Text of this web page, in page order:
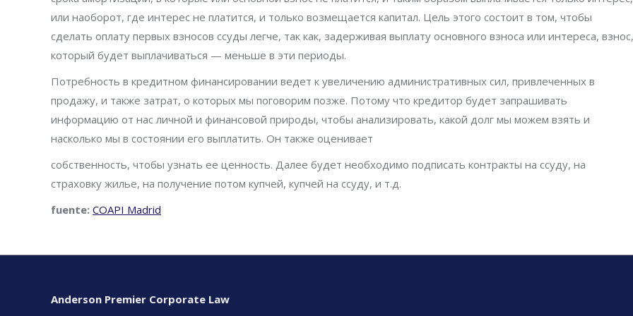
или наоборот, где интерес не платится, и только возмещается капитал. Цель этого состоит в том, чтобы
сделать оплату первых взносов ссуды легче, так как, задерживая выплату основного взноса или интереса, взнос,
который будет выплачиваться — меньше в эти периоды.
Потребность в кредитном финансировании ведет к увеличению административных сил, привлеченных в
продажу, и также затрат, о которых мы поговорим позже. Потому что кредитор будет запрашивать
информацию от нас личной и финансовой природы, чтобы анализировать, какой долг мы можем взять и
насколько мы в состоянии его выплатить. Он также оценивает
собственность, чтобы узнать ее ценность. Далее будет необходимо подписать контракты на ссуду, на
страховку жилье, на получение потом купчей, купчей на ссуду, и т.д.
fuente: COAPI Madrid
Anderson Premier Corporate Law